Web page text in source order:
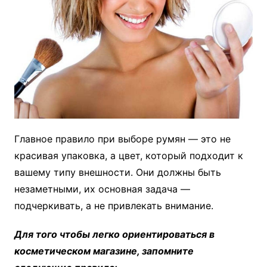
Главное правило при выборе румян — это не
красивая упаковка, а цвет, который подходит к
вашему типу внешности. Они должны быть
незаметными, их основная задача —
подчеркивать, а не привлекать внимание.
Для того чтобы легко ориентироваться в
косметическом магазине, запомните